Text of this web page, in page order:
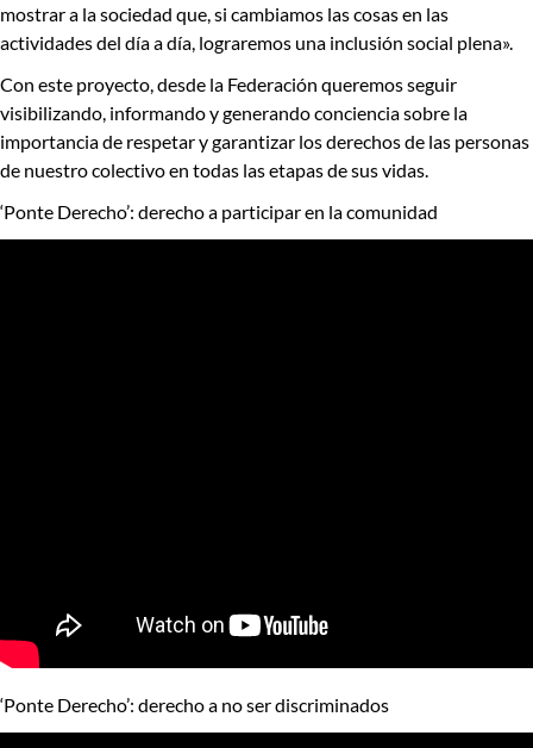
mostrar a la sociedad que, si cambiamos las cosas en las
actividades del día a día, lograremos una inclusión social plena».
Con este proyecto, desde la Federación queremos seguir
visibilizando, informando y generando conciencia sobre la
importancia de respetar y garantizar los derechos de las personas
de nuestro colectivo en todas las etapas de sus vidas.
‘Ponte Derecho’: derecho a participar en la comunidad
‘Ponte Derecho’: derecho a no ser discriminados